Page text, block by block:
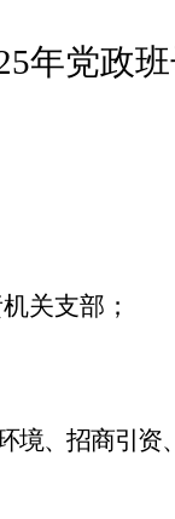
年党政
支部；
招商引资、